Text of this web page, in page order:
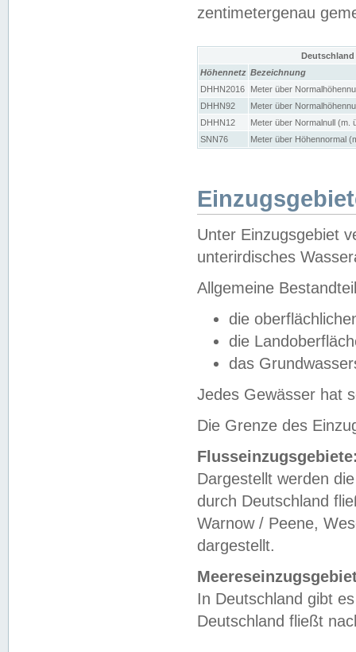
zentimetergenau
Höhennetz Bezeichnung
DHHN2016
Meter über
DHHN92
Meter über
DHHN12
Meter über Normalnull (m.
SNN76
Meter über Höhennormal
Unter Einzugsgebiet
unterirdisches
Allgemeine
die
die
das
Jedes Gewässer hat
Die Grenze des
Dargestellt werden
durch Deutschland
Warnow / Peene,
dargestellt.
In Deutschland gibt
Deutschland fließt